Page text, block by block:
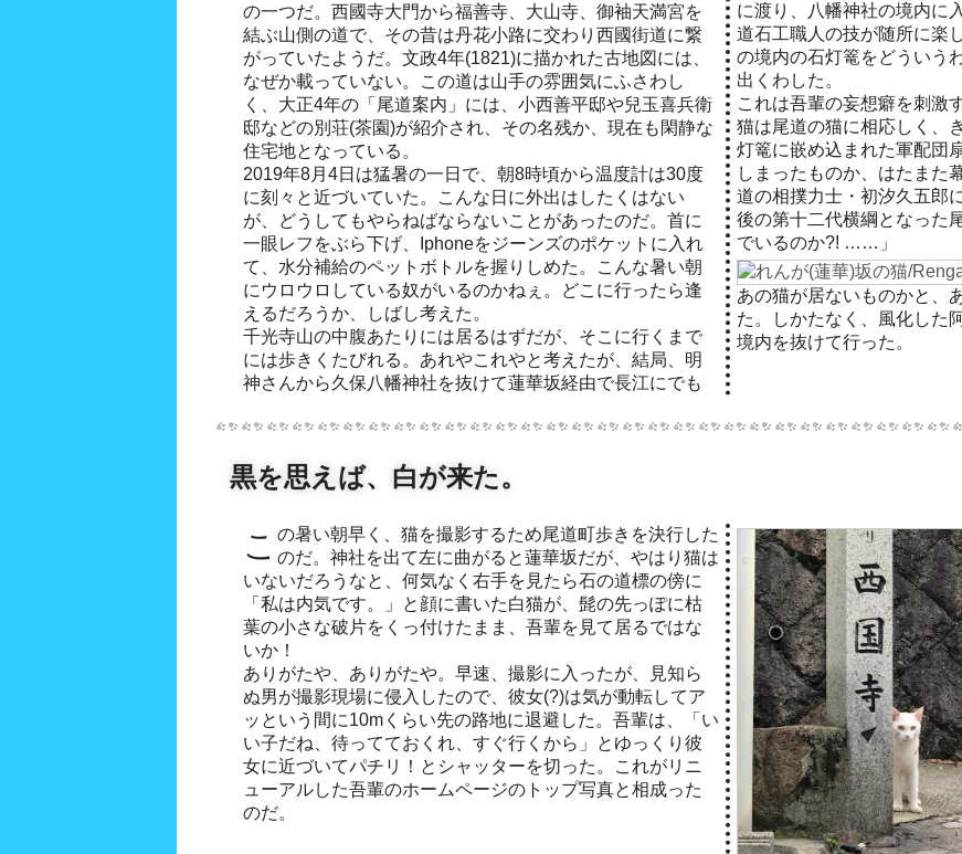
の一つだ。西國寺大門から福善寺、大山寺、御袖天満宮を
結ぶ山側の道で、その昔は丹花小路に交わり西國街道に繋
がっていたようだ。文政4年(1821)に描かれた古地図には、
なぜか載っていない。この道は山手の雰囲気にふさわし
く、大正4年の「尾道案内」には、小西善平邸や兒玉喜兵衛
邸などの別荘(茶園)が紹介され、その名残か、現在も閑静な
住宅地となっている。
2019年8月4日は猛暑の一日で、朝8時頃から温度計は30度
に刻々と近づいていた。こんな日に外出はしたくはない
が、どうしてもやらねばならないことがあったのだ。首に
一眼レフをぶら下げ、Iphoneをジーンズのポケットに入れ
て、水分補給のペットボトルを握りしめた。こんな暑い朝
にウロウロしている奴がいるのかねぇ。どこに行ったら逢
えるだろうか、しばし考えた。
千光寺山の中腹あたりには居るはずだが、そこに行くまで
には歩きくたびれる。あれやこれやと考えたが、結局、明
神さんから久保八幡神社を抜けて蓮華坂経由で長江にでも
に渡り、八幡神社の境内に
道石工職人の技が随所に楽
の境内の石灯篭をどういう
出くわした。
これは吾輩の妄想癖を刺激
猫は尾道の猫に相応しく、
灯篭に嵌め込まれた軍配団
しまったものか、はたまた
道の相撲力士・初汐久五郎
後の第十二代横綱となった
でいるのか?! ……」
あの猫が居ないものかと、
た。しかたなく、風化した
境内を抜けて行った。
黒を思えば、白が来た。
この暑い朝早く、猫を撮影するため尾道町歩きを決行した のだ。神社を出て左に曲がると蓮華坂だが、やはり猫は
いないだろうなと、何気なく右手を見たら石の道標の傍に
「私は内気です。」と顔に書いた白猫が、髭の先っぽに枯
葉の小さな破片をくっ付けたまま、吾輩を見て居るではな
いか！
ありがたや、ありがたや。早速、撮影に入ったが、見知ら
ぬ男が撮影現場に侵入したので、彼女(?)は気が動転してア
ッという間に10mくらい先の路地に退避した。吾輩は、「い
い子だね、待ってておくれ、すぐ行くから」とゆっくり彼
女に近づいてパチリ！とシャッターを切った。これがリニ
ューアルした吾輩のホームページのトップ写真と相成った
のだ。